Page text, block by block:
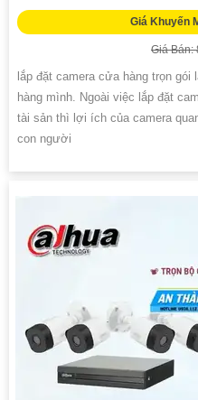
Giá Khuyến
Giá Bán:
lắp đặt camera cửa hàng trọn
hàng mình. Ngoài việc lắp đặt
tài sản thì lợi ích của camera
con người